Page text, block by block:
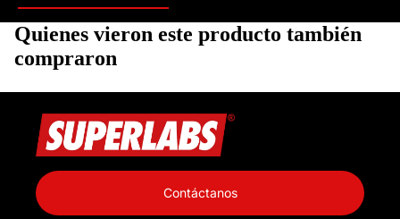
Quienes vieron este producto también
compraron
Contáctanos
Información de contacto
Política de reembolso